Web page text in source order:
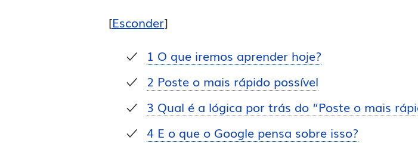
[Esconder]
1 O que iremos aprender hoje?
2 Poste o mais rápido possível
3 Qual é a lógica por trás do “Poste o mais
4 E o que o Google pensa sobre isso?